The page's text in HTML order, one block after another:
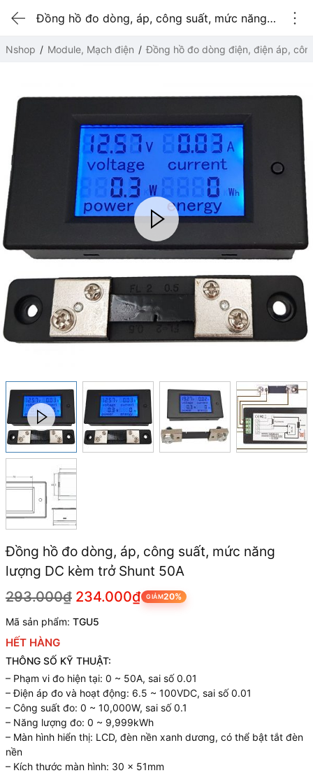
Đồng hồ đo dòng, áp, công suất, mức năng lượng DC kèm trở Shunt 50A
Nshop Module, Mạch điện Đồng hồ đo dòng điện, điện áp,
Đồng hồ đo dòng, áp, công suất, mức năng
lượng DC kèm trở Shunt 50A
293.000₫ 234.000₫ GIẢM20%
Mã sản phẩm: TGU5
HẾT HÀNG
THÔNG SỐ KỸ THUẬT:
– Phạm vi đo hiện tại: 0 ~ 50A, sai số 0.01
– Điện áp đo và hoạt động: 6.5 ~ 100VDC, sai số 0.01
– Công suất đo: 0 ~ 10,000W, sai số 0.1
– Năng lượng đo: 0 ~ 9,999kWh
– Màn hình hiển thị: LCD, đèn nền xanh dương, có thể bật tắt đèn
nền
– Kích thước màn hình: 30 x 51mm